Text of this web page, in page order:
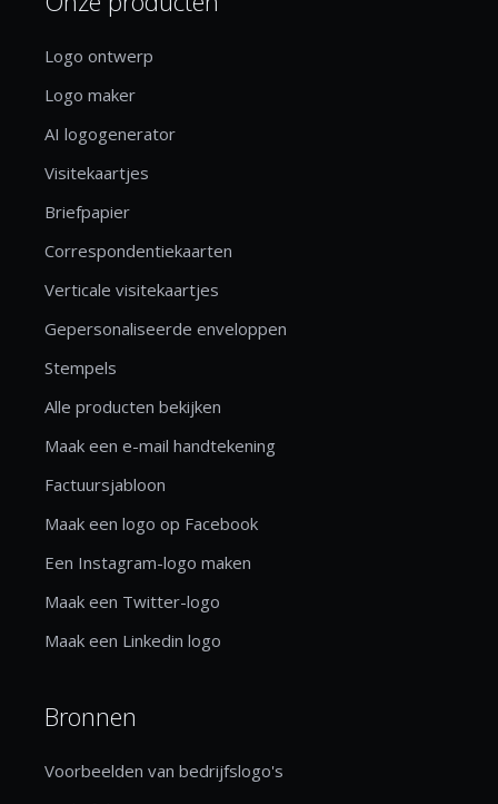
Logo ontwerp
Logo maker
AI logogenerator
Visitekaartjes
Briefpapier
Correspondentiekaarten
Verticale visitekaartjes
Gepersonaliseerde enveloppen
Stempels
Alle producten bekijken
Maak een e-mail handtekening
Factuursjabloon
Maak een logo op Facebook
Een Instagram-logo maken
Maak een Twitter-logo
Maak een Linkedin logo
Bronnen
Voorbeelden van bedrijfslogo's